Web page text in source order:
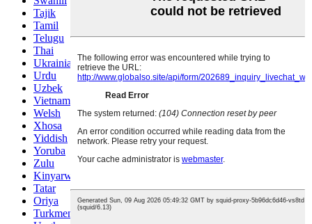
Tajik
Tamil
Telugu
Thai
Ukrainian
Urdu
Uzbek
Vietnamese
Welsh
Xhosa
Yiddish
Yoruba
Zulu
Kinyarwanda
Tatar
Oriya
Turkmen